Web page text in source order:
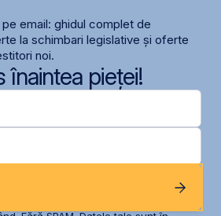
email: ghidul complet de
la schimbari legislative și oferte
noi.
înaintea pieței!